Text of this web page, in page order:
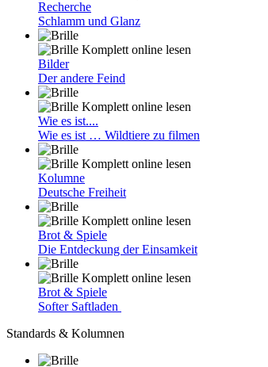
Recherche
Schlamm und Glanz
Komplett online lesen
Bilder
Der andere Feind
Komplett online lesen
Wie es ist....
Wie es ist … Wildtiere zu filmen
Komplett online lesen
Kolumne
Deutsche Freiheit
Komplett online lesen
Brot & Spiele
Die Entdeckung der Einsamkeit
Komplett online lesen
Brot & Spiele
Softer Saftladen
Standards & Kolumnen